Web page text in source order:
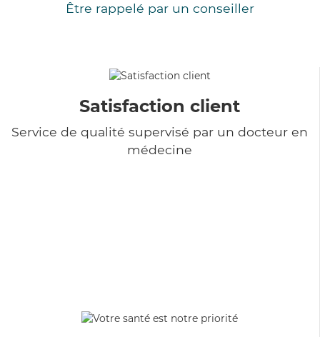
Être rappelé par un conseiller
Satisfaction client
Service de qualité supervisé par un docteur en
médecine